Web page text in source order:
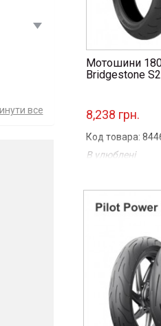
Мотошини
Bridgestone
8,238 грн.
Код товара:
В улюблені
...